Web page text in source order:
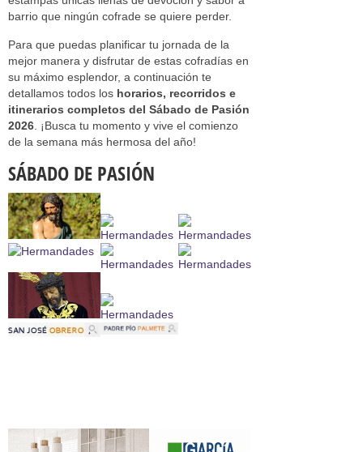
barrio que ningún cofrade se quiere perder.
Para que puedas planificar tu jornada de la
mejor manera y disfrutar de estas cofradías en
su máximo esplendor, a continuación te
detallamos todos los horarios, recorridos e
itinerarios completos del Sábado de Pasión
2026 . ¡Busca tu momento y vive el comienzo
de la semana más hermosa del año!
SÁBADO DE PASIÓN